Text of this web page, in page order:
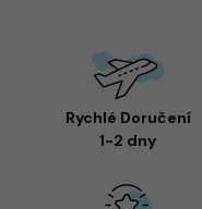
Rychlé Doručení
1-2 dny